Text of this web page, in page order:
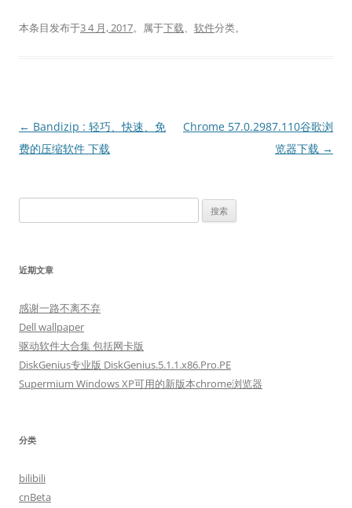
本条目发布于3 4 月, 2017。属于下载、 软件分类。
文
章
← Bandizip : 轻巧、快速、免
费的压缩软件 下载
Chrome 57.0.2987.110谷歌浏
览器下载 →
索：
近期文章
感谢一路不离不弃
Dell wallpaper
驱动软件大合集 包括网卡版
DiskGenius专业版 DiskGenius.5.1.1.x86.Pro.PE
Supermium Windows XP可用的新版本chrome浏览器
分类
bilibili
cnBeta